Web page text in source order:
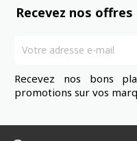
Recevez nos offres
Recevez nos bons
promotions sur vos